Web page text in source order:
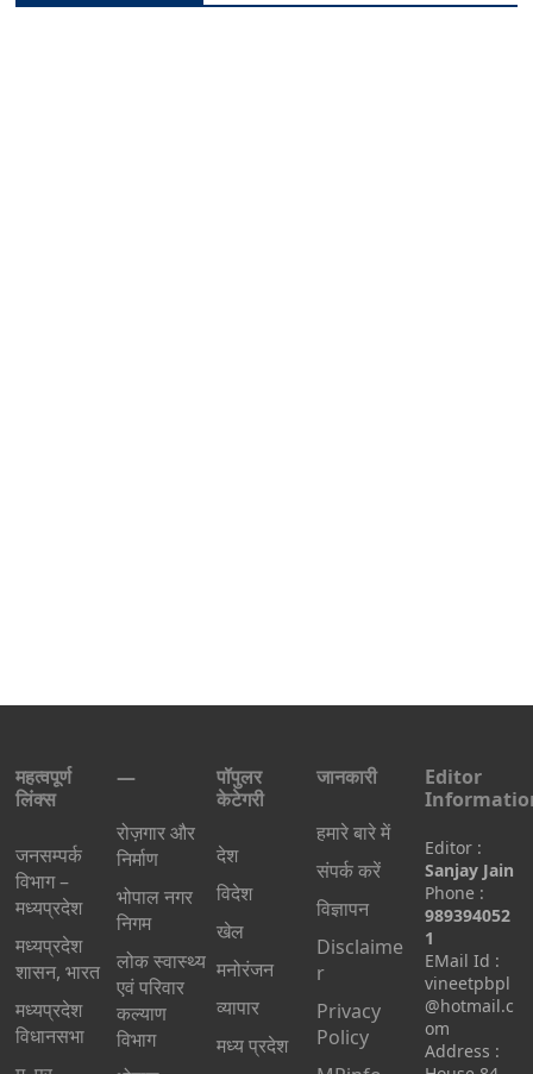
महत्वपूर्ण
लिंक्स
जनसम्पर्क
विभाग –
मध्यप्रदेश
मध्यप्रदेश
शासन, भारत
मध्‍यप्रदेश
विधानसभा
—
रोज़गार और
निर्माण
भोपाल नगर
निगम
लोक स्वास्थ्य
एवं परिवार
कल्याण
विभाग
पॉपुलर
केटेगरी
देश
विदेश
खेल
मनोरंजन
व्यापार
मध्य प्रदेश
जानकारी
हमारे बारे में
संपर्क करें
विज्ञापन
Disclaime
r
Privacy
Policy
Editor
Editor :
Sanjay Jain
Phone :
989394052
1
EMail Id :
vineetpbpl
@hotmail.c
om
Address :